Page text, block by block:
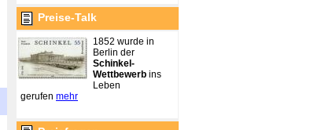
Preise-Talk
1852 wurde in
Berlin der
Schinkel-
Wettbewerb ins
Leben
gerufen mehr